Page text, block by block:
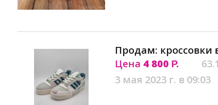
Продам: кроссовки
Цена 4 800 Р.
3 мая 2023 г. в 09:03